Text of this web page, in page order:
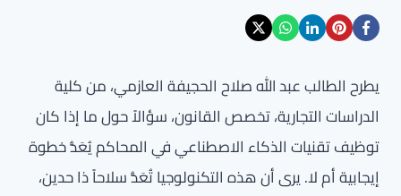
يطرح الطالب عبد الله صلاح الحجيفة العازمي، من كلية
الدراسات التجارية، تخصص القانون، سؤالاً حول ما إذا كان
توظيف تقنيات الذكاء الاصطناعي في المحاكم يُعَدُّ خطوة
إيجابية أم لا. يرى أن هذه التكنولوجيا تُعَدُّ سلاحاً ذا حدين،